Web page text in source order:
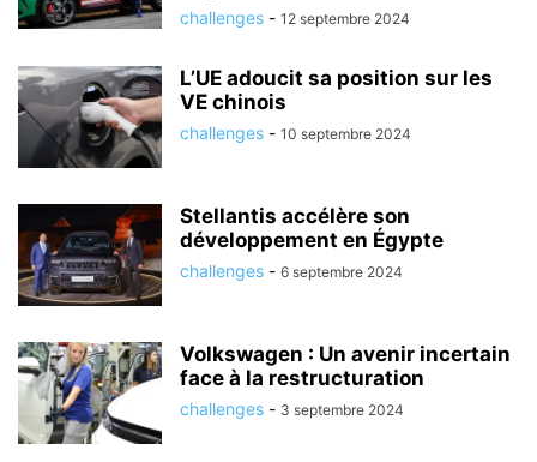
challenges - 12 septembre 2024
L’UE adoucit sa position sur les
VE chinois
challenges - 10 septembre 2024
Stellantis accélère son
développement en Égypte
challenges - 6 septembre 2024
Volkswagen : Un avenir incertain
face à la restructuration
challenges - 3 septembre 2024